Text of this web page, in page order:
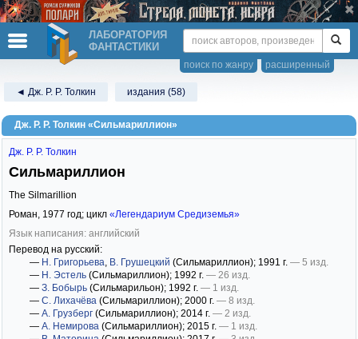
ЛАБОРАТОРИЯ
ФАНТАСТИКИ
расширенный
поиск по жанру
◄ Дж. Р. Р. Толкин издания (58)
Дж. Р. Р. Толкин «Сильмариллион»
Дж. Р. Р. Толкин
Сильмариллион
The Silmarillion
Роман, 1977 год; цикл «Легендариум Средиземья»
Язык написания: английский
Перевод на русский:
— Н. Григорьева, В. Грушецкий (Сильмариллион); 1991 г. — 5 изд.
— Н. Эстель (Сильмариллион); 1992 г. — 26 изд.
— З. Бобырь (Сильмарильон); 1992 г. — 1 изд.
— С. Лихачёва (Сильмариллион); 2000 г. — 8 изд.
— А. Грузберг (Сильмариллион); 2014 г. — 2 изд.
— А. Немирова (Сильмариллион); 2015 г. — 1 изд.